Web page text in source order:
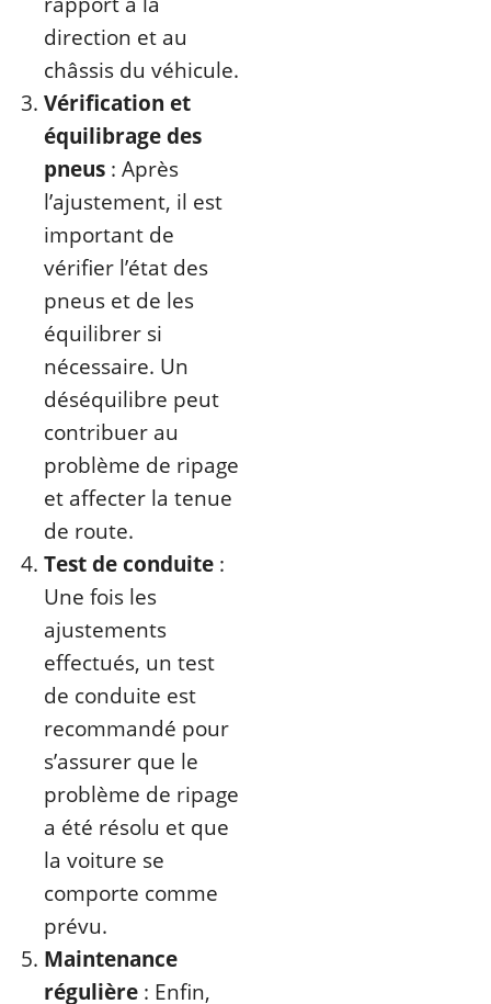
direction et au
châssis du véhicule.
Vérification et
équilibrage des
pneus : Après
l’ajustement, il est
important de
vérifier l’état des
pneus et de les
équilibrer si
nécessaire. Un
déséquilibre peut
contribuer au
problème de ripage
et affecter la tenue
de route.
Test de conduite :
Une fois les
ajustements
effectués, un test
de conduite est
recommandé pour
s’assurer que le
problème de ripage
a été résolu et que
la voiture se
comporte comme
prévu.
Maintenance
régulière : Enfin,